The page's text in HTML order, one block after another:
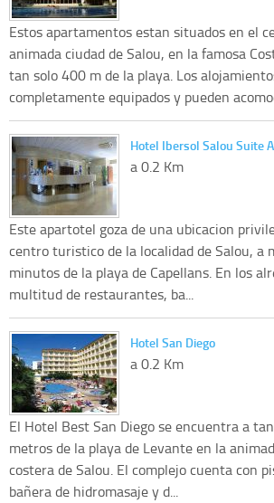
Estos apartamentos estan situados en el
animada ciudad de Salou, en la famosa
tan solo 400 m de la playa. Los
completamente equipados y pueden
Hotel Ibersol Salou Suite
a 0.2 Km
Este apartotel goza de una ubicacion
centro turistico de la localidad de Salou, a
minutos de la playa de Capellans. En los
multitud de restaurantes, ba...
Hotel San Diego
a 0.2 Km
El Hotel Best San Diego se encuentra a
metros de la playa de Levante en la
costera de Salou. El complejo cuenta con
bañera de hidromasaje y d...